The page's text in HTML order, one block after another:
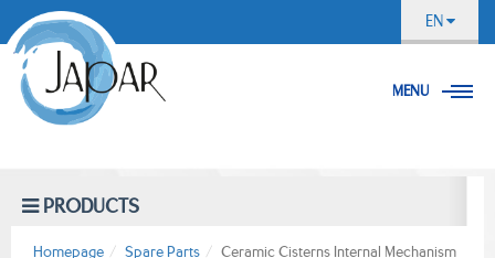
EN
MENU
PRODUCTS
Homepage Spare Parts Ceramic Cisterns Internal Mechanism